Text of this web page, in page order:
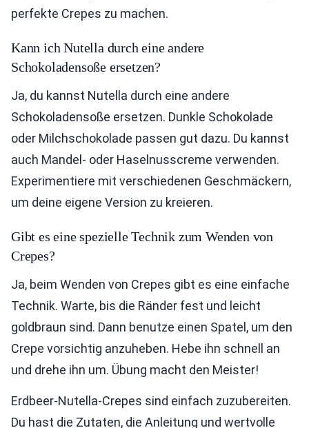
perfekte Crepes zu machen.
Kann ich Nutella durch eine andere
Schokoladensoße ersetzen?
Ja, du kannst Nutella durch eine andere
Schokoladensoße ersetzen. Dunkle Schokolade
oder Milchschokolade passen gut dazu. Du kannst
auch Mandel- oder Haselnusscreme verwenden.
Experimentiere mit verschiedenen Geschmäckern,
um deine eigene Version zu kreieren.
Gibt es eine spezielle Technik zum Wenden von
Crepes?
Ja, beim Wenden von Crepes gibt es eine einfache
Technik. Warte, bis die Ränder fest und leicht
goldbraun sind. Dann benutze einen Spatel, um den
Crepe vorsichtig anzuheben. Hebe ihn schnell an
und drehe ihn um. Übung macht den Meister!
Erdbeer-Nutella-Crepes sind einfach zuzubereiten.
Du hast die Zutaten, die Anleitung und wertvolle